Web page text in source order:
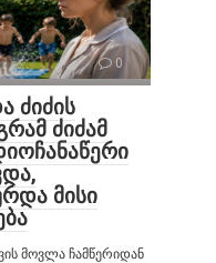
0
ძიძის
ძიძამ
მისი
მოვლა ჩამწერიდან